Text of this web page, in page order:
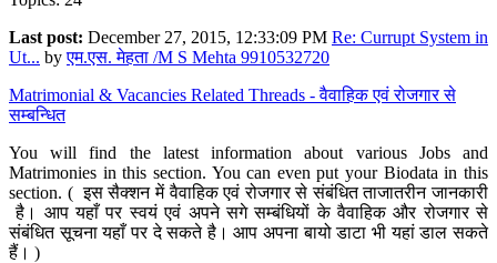
Last post: December 27, 2015, 12:33:09 PM Re: Currupt System in
Ut... byएम.एस. मेहता /M S Mehta 9910532720
Matrimonial & Vacancies Related Threads - वैवाहिक एवं रोजगार से
सम्बन्धित
You will find the latest information about various Jobs and
Matrimonies in this section. You can even put your Biodata in this
section. ( इस सैक्शन में वैवाहिक एवं रोजगार से संबंधित ताजातरीन जानकारी
है। आप यहाँ पर स्वयं एवं अपने सगे सम्बंधियों के वैवाहिक और रोजगार से
संबंधित सूचना यहाँ पर दे सकते है। आप अपना बायो डाटा भी यहां डाल सकते
हैं। )